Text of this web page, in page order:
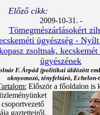
Előző cikk:
2009-10-31. -
Tömegmészárlásokért
ügyészség -
zsoltnak, kecskemét
ügyészének
F. Árpád (politikai üldözött
oknyomozó, tényfeltáró, Echelon-
Először a főoldalon is
gaztetteiről.